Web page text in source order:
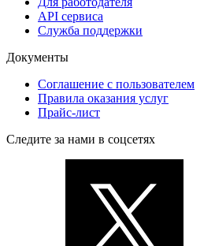
API сервиса
Служба поддержки
Документы
Соглашение с пользователем
Правила оказания услуг
Прайс-лист
Следите за нами в соцсетях